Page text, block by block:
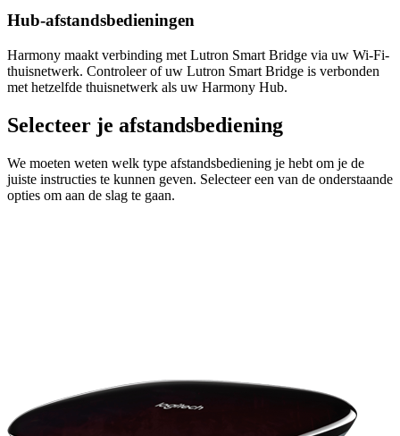
Hub-afstandsbedieningen
Harmony maakt verbinding met Lutron Smart Bridge via uw Wi-Fi-
thuisnetwerk. Controleer of uw Lutron Smart Bridge is verbonden
met hetzelfde thuisnetwerk als uw Harmony Hub.
Selecteer je afstandsbediening
We moeten weten welk type afstandsbediening je hebt om je de
juiste instructies te kunnen geven. Selecteer een van de onderstaande
opties om aan de slag te gaan.